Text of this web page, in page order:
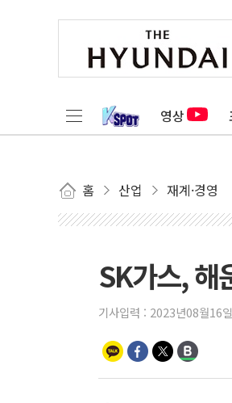
영상
홈 산업 재계·경영
SK가스, 해
기사입력 : 2023년08월16